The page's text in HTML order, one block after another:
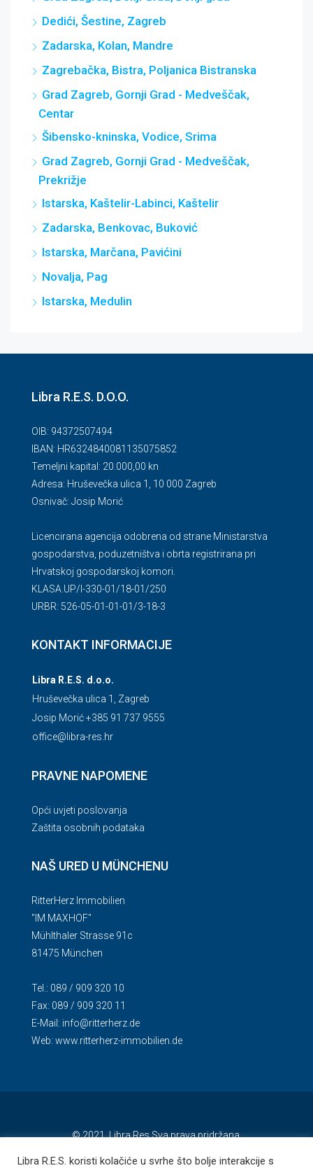
Dedići, Šestine, Zagreb
Zadarska, Kolan, Mandre
Zagrebačka, Bistra, Poljanica Bistranska
Grad Zagreb, Gornji Grad - Medveščak,
Centar
Šibensko-kninska, Vodice, Srima
Grad Zagreb, Gornji Grad - Medveščak,
Prekrižje
Istarska, Kaštelir-Labinci, Kaštelir
Zadarska, Benkovac, Buković
Istarska, Marčana, Pavićini
Novalja, Pag
Istarska, Medulin
Libra R.E.S. D.O.O.
OIB: 94372507494
IBAN: HR6324840081135075852
Temeljni kapital: 20.000,00 kn
Adresa: Hruševečka ulica 1, 10 000 Zagreb
Osnivač: Josip Morić
Licencirana agencija odobrena od strane Ministarstva
gospodarstva, poduzetništva i obrta registrirana pri
Hrvatskoj gospodarskoj komori.
KLASA.UP/l-330-01/18-01/250
URBR: 526-05-01-01-01/3-18-3
KONTAKT INFORMACIJE
Libra R.E.S. d.o.o.
Hruševečka ulica 1, Zagreb
Josip Morić +385 91 737 9555
office@libra-res.hr
PRAVNE NAPOMENE
Opći uvjeti poslovanja
Zaštita osobnih podataka
NAŠ URED U MÜNCHENU
RitterHerz Immobilien
"IM MAXHOF"
Mühlthaler Strasse 91c
81475 München
Tel.: 089 / 909 320 10
Fax: 089 / 909 320 11
E-Mail: info@ritterherz.de
Web: www.ritterherz-immobilien.de
© 2021. Libra Res Sva prava pridržana.
Libra R.E.S. koristi kolačiće u svrhe što bolje interakcije s